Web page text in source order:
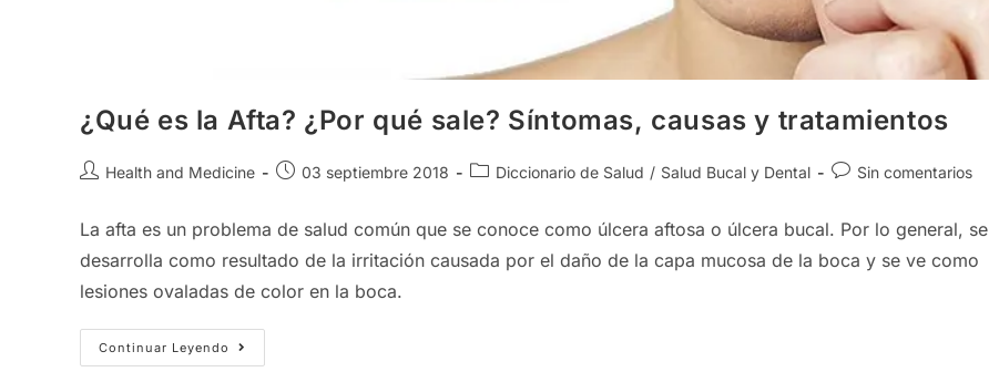
¿Qué es la Afta? ¿Por qué sale? Síntomas, causas y tratamientos
Autor
entrada:
Health and Medicine
Publicación
entrada:
03 septiembre 2018
Categoría
entrada:
Diccionario de Salud / Salud Bucal y Dental
Comentarios
entrada:
Sin comentarios
La afta es un problema de salud común que se conoce como úlcera aftosa o úlcera bucal. Por lo general, se
desarrolla como resultado de la irritación causada por el daño de la capa mucosa de la boca y se ve como
lesiones ovaladas de color en la boca.
Continuar Leyendo
¿Qué
Es